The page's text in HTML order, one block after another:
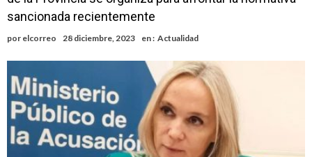
sancionada recientemente
por elcorreo 28 diciembre, 2023 en : Actualidad